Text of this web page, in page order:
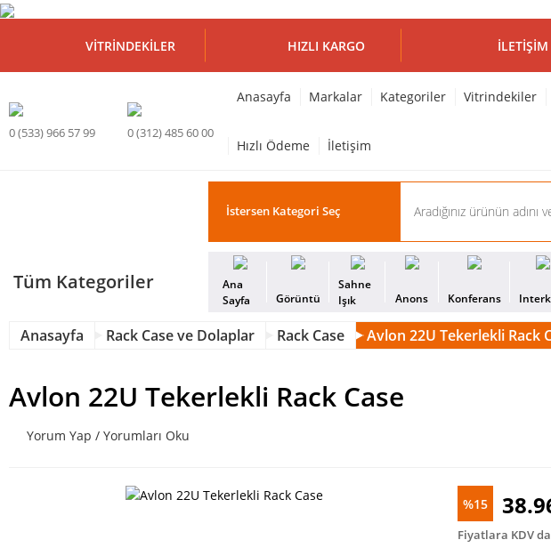
VITRINDEKILER HIZLI KARGO İLETIŞIM
0 (533) 966 57 99 0 (312) 485 60 00
Anasayfa Markalar Kategoriler Vitrindekiler
Hızlı Ödeme İletişim
Tüm Kategoriler
Ana
Sayfa
Görüntü
Sahne
Işık
Anons Konferans
Anasayfa Rack Case ve Dolaplar Rack Case Avlon 22U Tekerlekli Rack
Avlon 22U Tekerlekli Rack Case
Yorum Yap / Yorumları Oku
%15
Fiyatlara KDV